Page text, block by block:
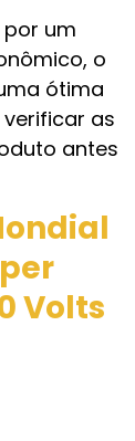
um
o
ótima
as
antes
Volts